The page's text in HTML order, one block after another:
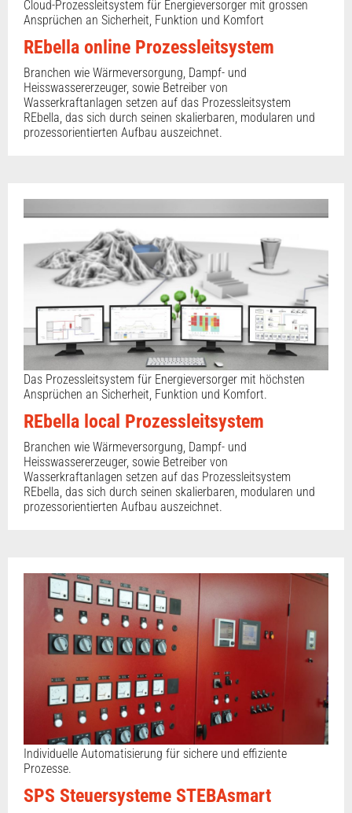
Cloud-Prozessleitsystem für Energieversorger mit grossen
Ansprüchen an Sicherheit, Funktion und Komfort
REbella online Prozessleitsystem
Branchen wie Wärmeversorgung, Dampf- und
Heisswassererzeuger, sowie Betreiber von
Wasserkraftanlagen setzen auf das Prozessleitsystem
REbella, das sich durch seinen skalierbaren, modularen und
prozessorientierten Aufbau auszeichnet.
Das Prozessleitsystem für Energieversorger mit höchsten
Ansprüchen an Sicherheit, Funktion und Komfort.
REbella local Prozessleitsystem
Branchen wie Wärmeversorgung, Dampf- und
Heisswassererzeuger, sowie Betreiber von
Wasserkraftanlagen setzen auf das Prozessleitsystem
REbella, das sich durch seinen skalierbaren, modularen und
prozessorientierten Aufbau auszeichnet.
Individuelle Automatisierung für sichere und effiziente
Prozesse.
SPS Steuersysteme STEBAsmart